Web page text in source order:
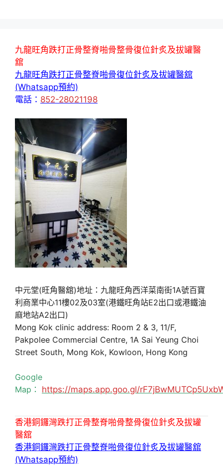
九龍旺角跌打正骨整脊啪骨整骨復位針炙及拔罐醫
舘
九龍旺角跌打正骨整脊啪骨復位針炙及拔罐醫舘
(Whatsapp預約)
電話： 852-28021198
中元堂(旺角醫舘)地址：九龍旺角西洋菜南街1A號百寶
利商業中心11樓02及03室(港鐵旺角站E2出口或港鐵油
麻地站A2出口)
Mong Kok clinic address: Room 2 & 3, 11/F,
Pakpolee Commercial Centre, 1A Sai Yeung Choi
Street South, Mong Kok, Kowloon, Hong Kong
Google
Map： https://maps.app.goo.gl/
香港銅鑼灣跌打正骨整脊啪骨整骨復位針炙及拔罐
醫舘
香港銅鑼灣跌打正骨整脊啪骨復位針炙及拔罐醫舘
(Whatsapp預約)